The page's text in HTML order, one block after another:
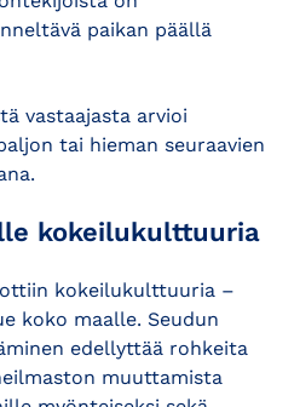
paikan päällä
vastaajasta arvioi
tai hieman seuraavien
kokeilukulttuuria
kokeilukulttuuria –
koko maalle. Seudun
edellyttää rohkeita
muuttamista